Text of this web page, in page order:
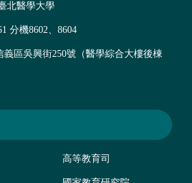
北醫學大學
分機8602、8604
義區吳興街250號（醫學綜合大樓後棟
高等教育司